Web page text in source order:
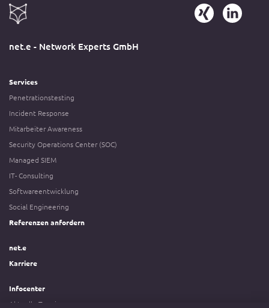
net.e - Network Experts GmbH
Services
Penetrationstesting
Incident Response
Mitarbeiter Awareness
Security Operations Center (SOC)
Managed SIEM
IT- Consulting
Softwareentwicklung
Social Engineering
Referenzen anfordern
net.e
Karriere
Infocenter
Aktuelle Termine